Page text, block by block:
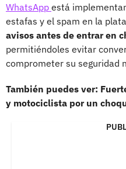
WhatsApp está
estafas y el spam en la
avisos antes de entrar en
permitiéndoles evitar
comprometer su seguridad
También puedes ver:
y motociclista por un